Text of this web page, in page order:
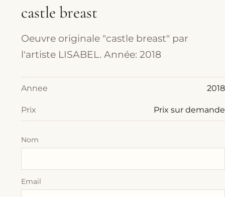
castle breast
Oeuvre originale "castle breast" par
l'artiste LISABEL. Année: 2018
Annee 2018
Prix Prix sur demande
Nom
Email